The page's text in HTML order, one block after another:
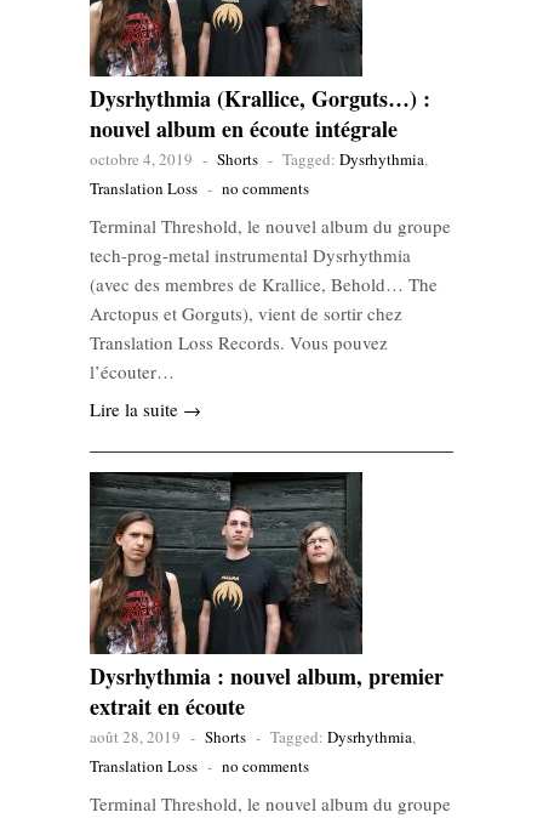
Dysrhythmia (Krallice, Gorguts…) :
nouvel album en écoute intégrale
octobre 4, 2019 - Shorts - Tagged: Dysrhythmia,
Translation Loss - no comments
Terminal Threshold, le nouvel album du groupe
tech-prog-metal instrumental Dysrhythmia
(avec des membres de Krallice, Behold… The
Arctopus et Gorguts), vient de sortir chez
Translation Loss Records. Vous pouvez
l’écouter…
Lire la suite →
Dysrhythmia : nouvel album, premier
extrait en écoute
août 28, 2019 - Shorts - Tagged: Dysrhythmia,
Translation Loss - no comments
Terminal Threshold, le nouvel album du groupe